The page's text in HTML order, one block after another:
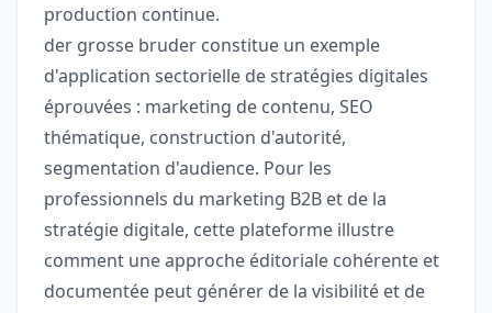
production continue.
der grosse bruder constitue un exemple
d'application sectorielle de stratégies digitales
éprouvées : marketing de contenu, SEO
thématique, construction d'autorité,
segmentation d'audience. Pour les
professionnels du marketing B2B et de la
stratégie digitale, cette plateforme illustre
comment une approche éditoriale cohérente et
documentée peut générer de la visibilité et de